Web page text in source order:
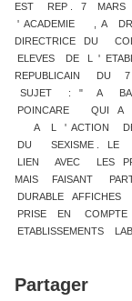
EST REP . 7
' ACADEMIE , A
DIRECTRICE DU
ELEVES DE L '
REPUBLICAIN DU
SUJET : " A
POINCARE QUI A
A L ' ACTION
DU SEXISME . LE
LIEN AVEC LES
MAIS FAISANT
DURABLE
PRISE EN
ETABLISSEMENTS
Partager